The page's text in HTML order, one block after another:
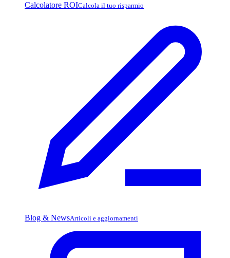
Calcolatore ROICalcola il tuo risparmio
Blog & NewsArticoli e aggiornamenti